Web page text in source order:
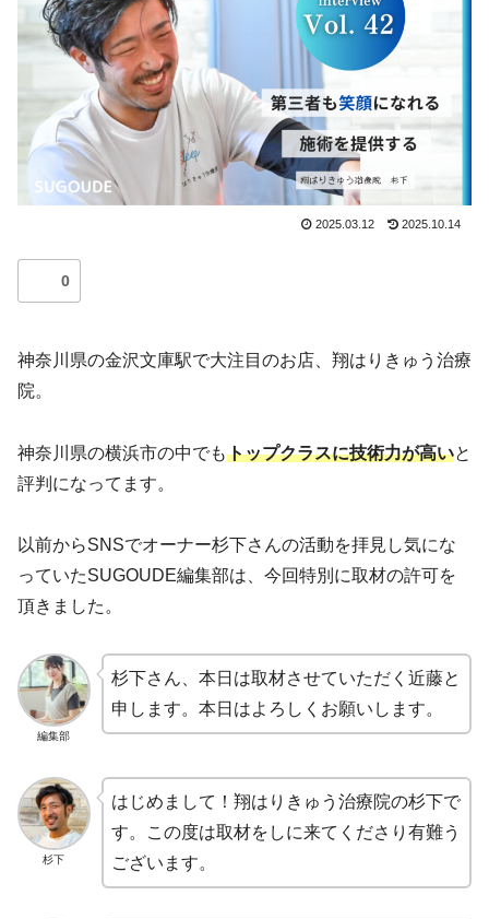
2025.03.12 2025.10.14
0
神奈川県の金沢文庫駅で大注目のお店、翔はりきゅう治療
院。
神奈川県の横浜市の中でもトップクラスに技術力が高いと
評判になってます。
以前からSNSでオーナー杉下さんの活動を拝見し気にな
っていたSUGOUDE編集部は、今回特別に取材の許可を
頂きました。
編集部
杉下さん、本日は取材させていただく近藤と
申します。本日はよろしくお願いします。
杉下
はじめまして！翔はりきゅう治療院の杉下で
す。この度は取材をしに来てくださり有難う
ございます。